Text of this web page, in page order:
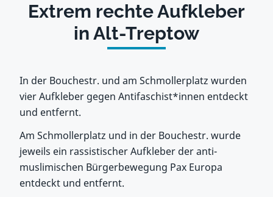
Extrem rechte Aufkleber
in Alt-Treptow
In der Bouchestr. und am Schmollerplatz wurden
vier Aufkleber gegen Antifaschist*innen entdeckt
und entfernt.
Am Schmollerplatz und in der Bouchestr. wurde
jeweils ein rassistischer Aufkleber der anti-
muslimischen Bürgerbewegung Pax Europa
entdeckt und entfernt.